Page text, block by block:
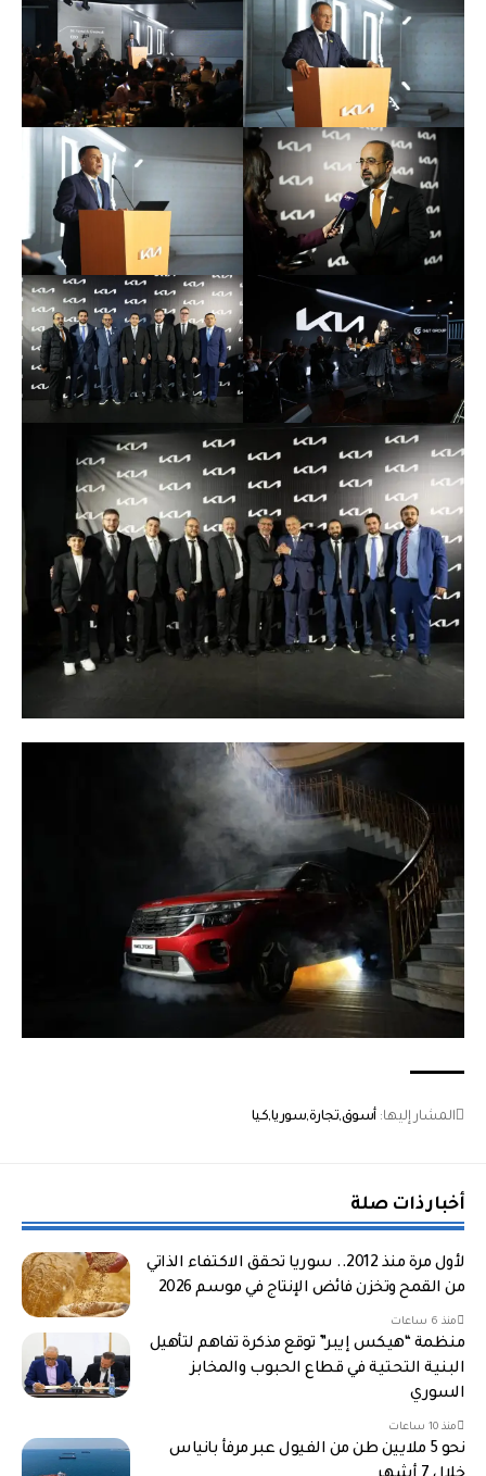
المشار إليها: أسوقتجارةسورياكيا
أخبار ذات صلة
لأول مرة منذ 2012.. سوريا تحقق الاكتفاء الذاتي
من القمح وتخزن فائض الإنتاج في موسم 2026
منذ 6 ساعات
منظمة “هيكس إيبر” توقع مذكرة تفاهم لتأهيل
البنية التحتية في قطاع الحبوب والمخابز
السوري
منذ 10 ساعات
نحو 5 ملايين طن من الفيول عبر مرفأ بانياس